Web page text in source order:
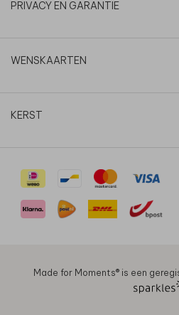
PRIVACY EN GARANTIE
WENSKAARTEN
KERST
Made for Moments®️ is een